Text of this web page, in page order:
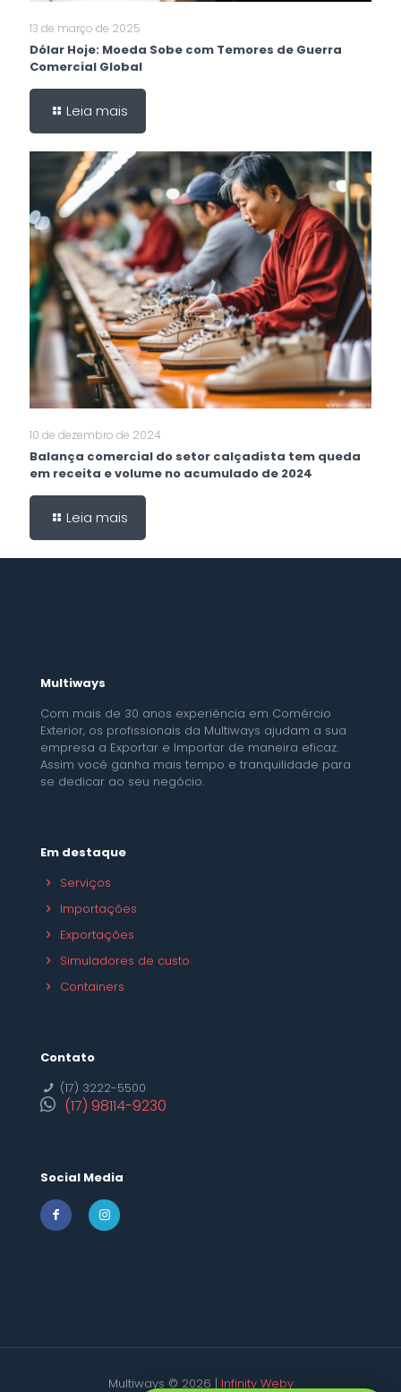
13 de março de 2025
Dólar Hoje: Moeda Sobe com Temores de Guerra
Comercial Global
Leia mais
10 de dezembro de 2024
Balança comercial do setor calçadista tem queda
em receita e volume no acumulado de 2024
Leia mais
Multiways
Com mais de 30 anos experiência em Comércio
Exterior, os profissionais da Multiways ajudam a sua
empresa a Exportar e Importar de maneira eficaz.
Assim você ganha mais tempo e tranquilidade para
se dedicar ao seu negócio.
Em destaque
Serviços
Importações
Exportações
Simuladores de custo
Containers
Contato
(17) 3222-5500
(17) 98114-9230
Social Media
Multiways © 2026 | Infinity Weby